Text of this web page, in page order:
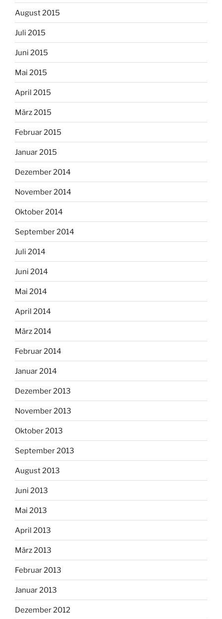
August 2015
Juli 2015
Juni 2015
Mai 2015
April 2015
März 2015
Februar 2015
Januar 2015
Dezember 2014
November 2014
Oktober 2014
September 2014
Juli 2014
Juni 2014
Mai 2014
April 2014
März 2014
Februar 2014
Januar 2014
Dezember 2013
November 2013
Oktober 2013
September 2013
August 2013
Juni 2013
Mai 2013
April 2013
März 2013
Februar 2013
Januar 2013
Dezember 2012